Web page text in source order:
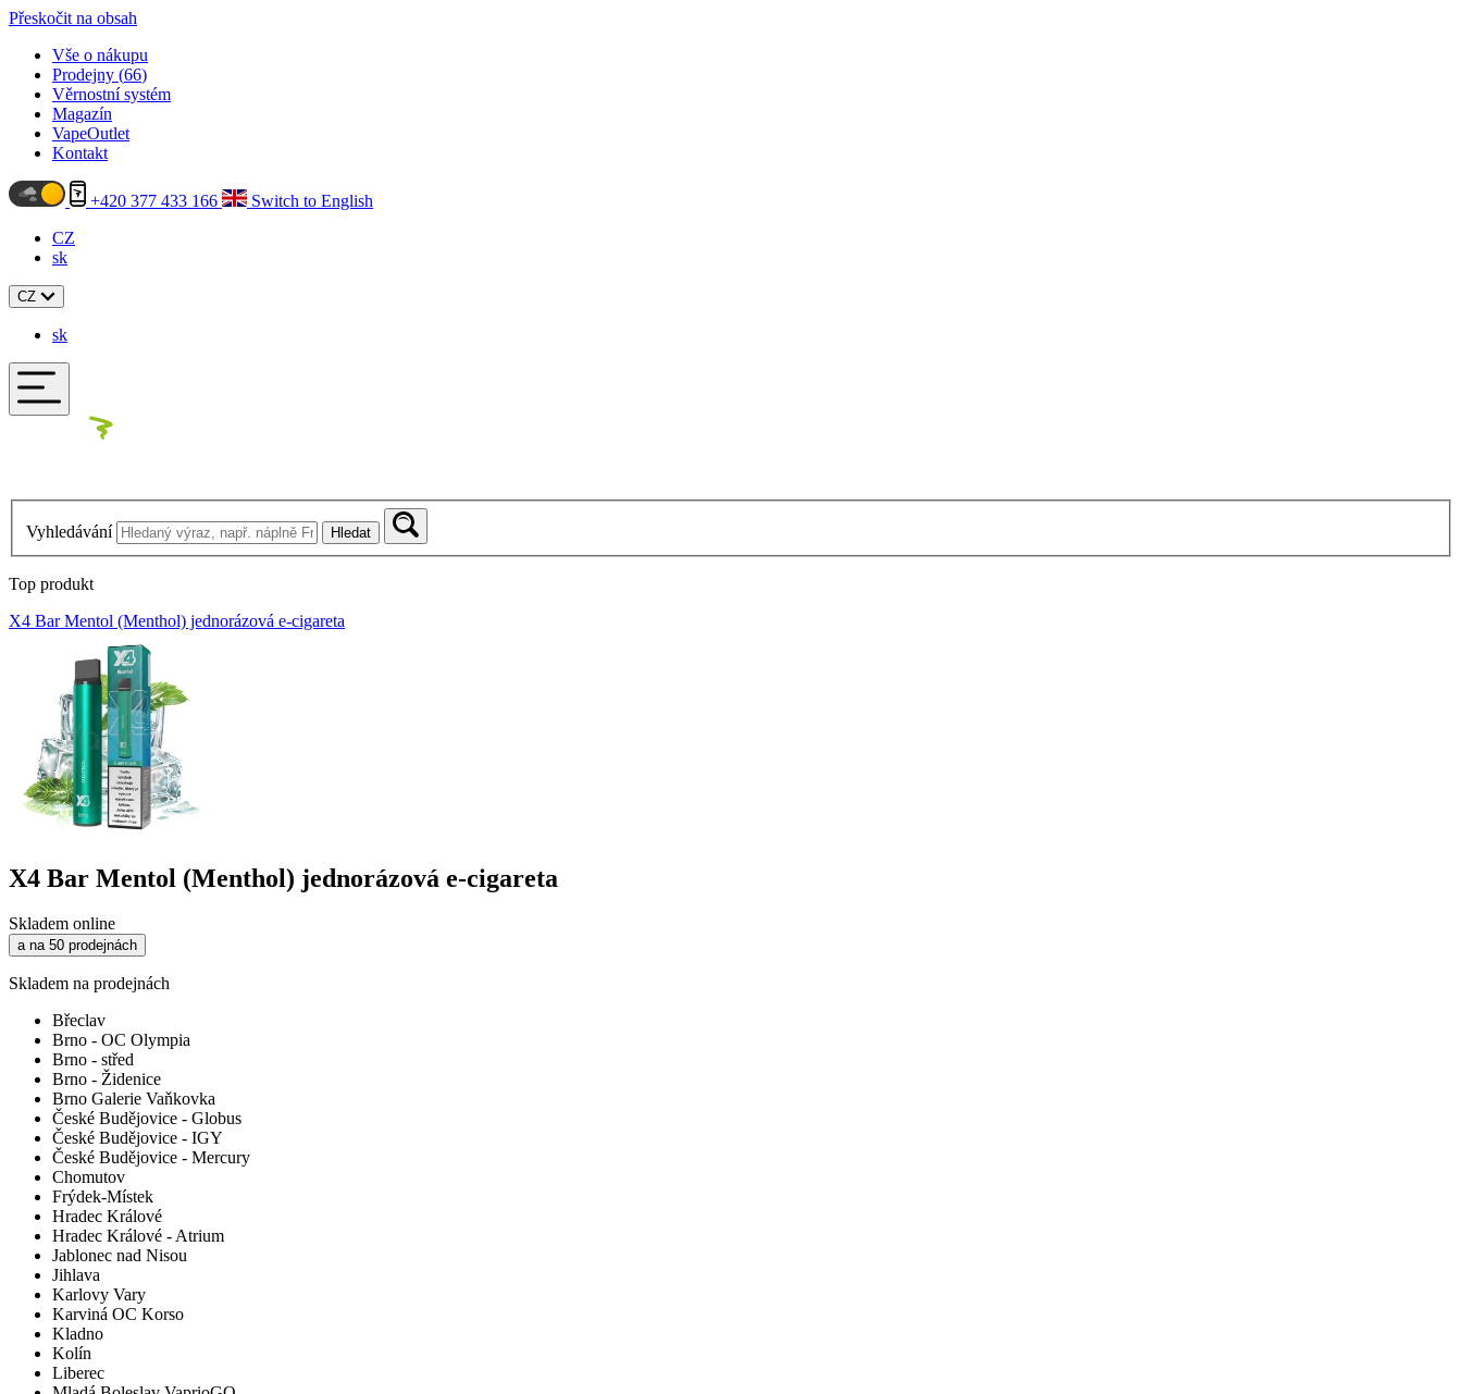
Přeskočit na obsah
Vše o nákupu
Prodejny (66)
Věrnostní systém
Magazín
VapeOutlet
Kontakt
+420 377 433 166
Switch to English
CZ
sk
CZ
sk
Vyhledávání Hledat
Top produkt
X4 Bar Mentol (Menthol) jednorázová e-cigareta
X4 Bar Mentol (Menthol) jednorázová e-cigareta
Skladem online
a na 50 prodejnách
Skladem na prodejnách
Břeclav
Brno - OC Olympia
Brno - střed
Brno - Židenice
Brno Galerie Vaňkovka
České Budějovice - Globus
České Budějovice - IGY
České Budějovice - Mercury
Chomutov
Frýdek-Místek
Hradec Králové
Hradec Králové - Atrium
Jablonec nad Nisou
Jihlava
Karlovy Vary
Karviná OC Korso
Kladno
Kolín
Liberec